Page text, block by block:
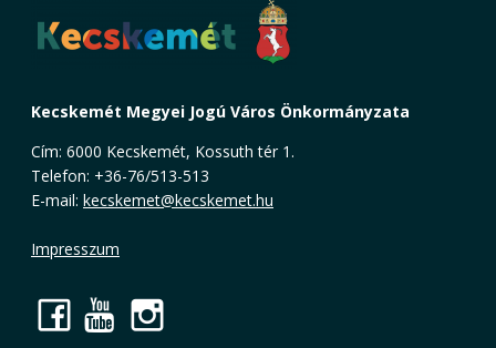
Kecskemét Megyei Jogú Város Önkormányzata
Cím: 6000 Kecskemét, Kossuth tér 1.
Telefon: +36-76/513-513
E-mail: kecskemet@kecskemet.hu
Impresszum
Facebook
YouTube